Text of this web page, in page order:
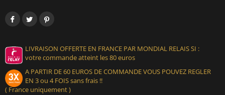
LIVRAISON OFFERTE EN FRANCE PAR MONDIAL RELAIS SI :
votre commande atteint les 80 euros
A PARTIR DE 60 EUROS DE COMMANDE VOUS POUVEZ REGLER
EN 3 ou 4 FOIS sans frais !!
( France uniquement )